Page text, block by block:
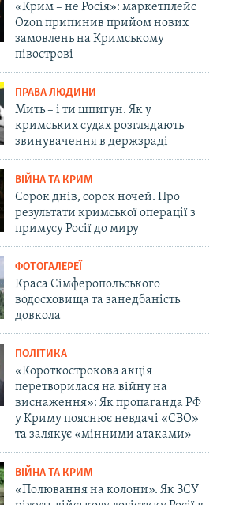
«Крим – не Росія»: маркетплейс
Ozon припинив прийом нових
замовлень на Кримському
півострові
ПРАВА ЛЮДИНИ
Мить – і ти шпигун. Як у
кримських судах розглядають
звинувачення в держзраді
ВІЙНА ТА КРИМ
Сорок днів, сорок ночей. Про
результати кримської операції з
примусу Росії до миру
ФОТОГАЛЕРЕЇ
Краса Сімферопольського
водосховища та занедбаність
довкола
ПОЛІТИКА
«Короткострокова акція
перетворилася на війну на
виснаження»: Як пропаганда РФ
у Криму пояснює невдачі «СВО»
та залякує «мінними атаками»
ВІЙНА ТА КРИМ
«Полювання на колони». Як ЗСУ